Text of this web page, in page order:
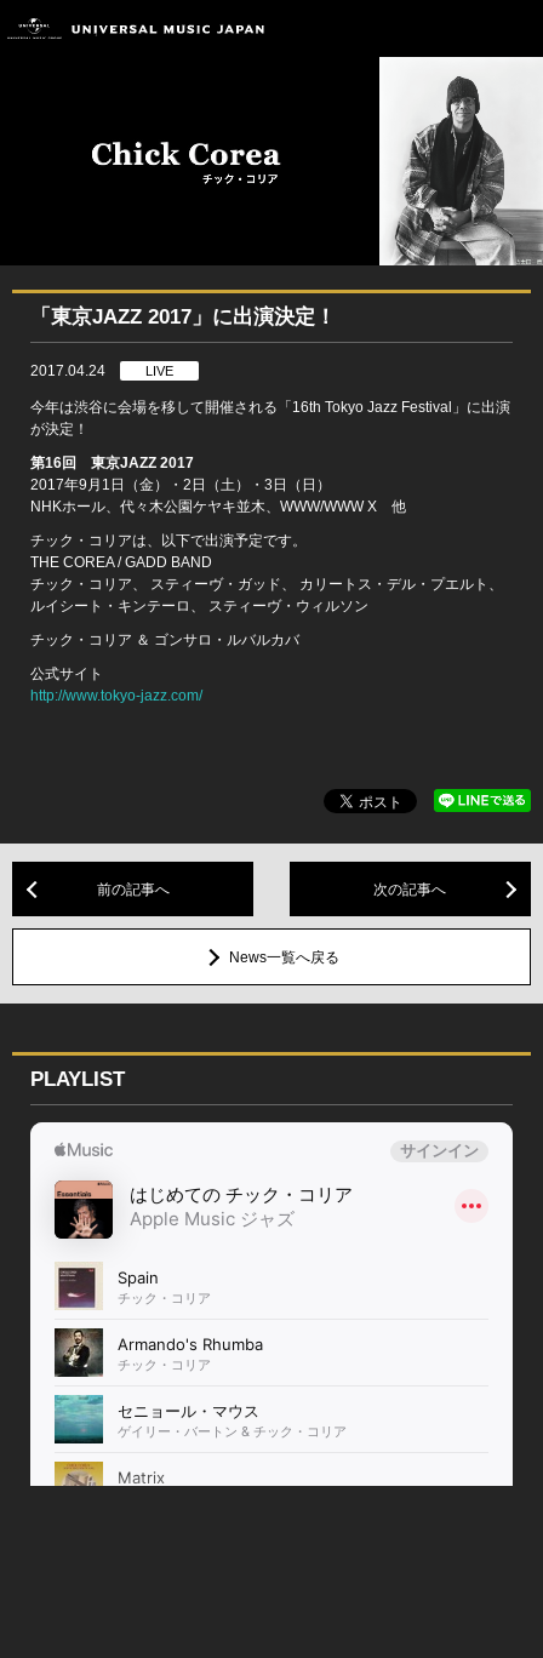
「東京JAZZ 2017」に出演決定！
2017.04.24 LIVE
今年は渋谷に会場を移して開催される「16th Tokyo Jazz Festival」に出演
が決定！
第16回 東京JAZZ 2017
2017年9月1日（金）・2日（土）・3日（日）
NHKホール、代々木公園ケヤキ並木、WWW/WWW X 他
チック・コリアは、以下で出演予定です。
THE COREA / GADD BAND
チック・コリア、 スティーヴ・ガッド、 カリートス・デル・プエルト、
ルイシート・キンテーロ、 スティーヴ・ウィルソン
チック・コリア ＆ ゴンサロ・ルバルカバ
公式サイト
http://www.tokyo-jazz.com/
前の記事へ 次の記事へ
News一覧へ戻る
PLAYLIST